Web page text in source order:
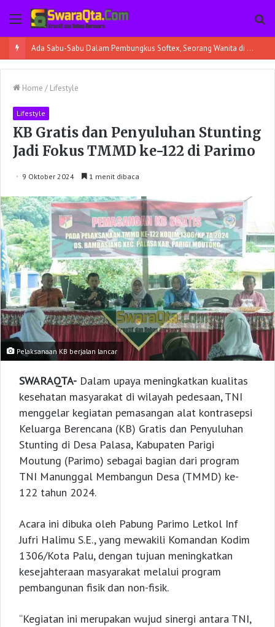
Menu
Ada Sabu-Sabu Dalam Pembungkus Softex, Seorang Wanita di Poso Pesisir Bersama Temannya Ditangkap
Home / Lifestyle
Lifestyle
KB Gratis dan Penyuluhan Stunting
Jadi Fokus TMMD ke-122 di Parimo
9 Oktober 2024 1 menit dibaca
Pelaksanaan KB berjalan lancar
SWARAQTA- Dalam upaya meningkatkan kualitas
kesehatan masyarakat di wilayah pedesaan, TNI
menggelar kegiatan pemasangan alat kontrasepsi
Keluarga Berencana (KB) Gratis dan Penyuluhan
Stunting di Desa Palasa, Kabupaten Parigi
Moutung (Parimo) sebagai bagian dari program
TNI Manunggal Membangun Desa (TMMD) ke-
122 tahun 2024.
Acara ini dibuka oleh Pabung Parimo Letkol Inf
Jufri Halimu S.E., yang mewakili Komandan Kodim
1306/Kota Palu, dengan tujuan meningkatkan
kesejahteraan masyarakat melalui program
pembangunan fisik dan non-fisik.
“Kegiatan ini merupakan wujud sinergi antara TNI,